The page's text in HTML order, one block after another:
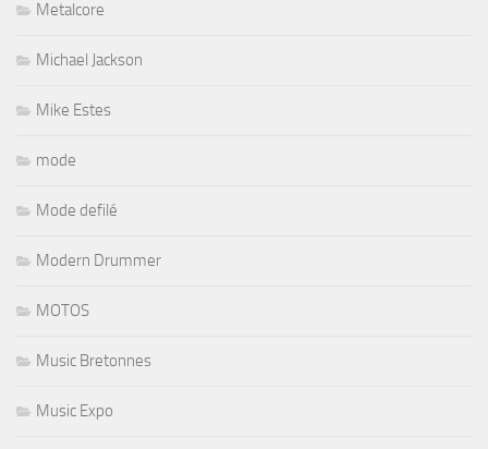
Metalcore
Michael Jackson
Mike Estes
mode
Mode defilé
Modern Drummer
MOTOS
Music Bretonnes
Music Expo